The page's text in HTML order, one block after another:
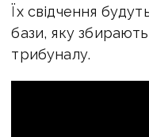
Їх свідчення
бази, яку
трибуналу.